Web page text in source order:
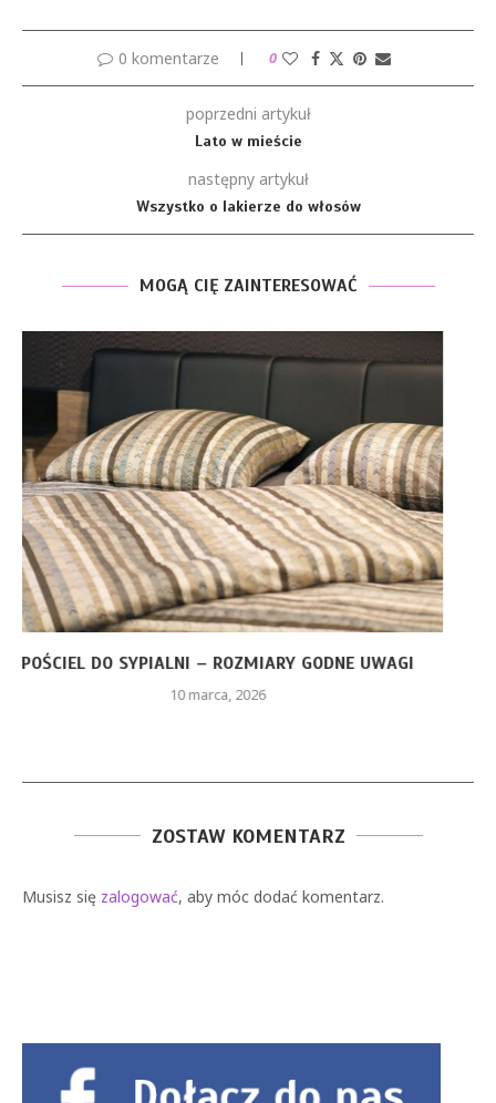
0 komentarze 0
poprzedni artykuł
Lato w mieście
następny artykuł
Wszystko o lakierze do włosów
MOGĄ CIĘ ZAINTERESOWAĆ
CZERWONA SUKIENKA Z PIÓRAMI – JAKIE ELEMENTY
STYLU...
Musisz się zalogować , aby móc dodać komentarz.